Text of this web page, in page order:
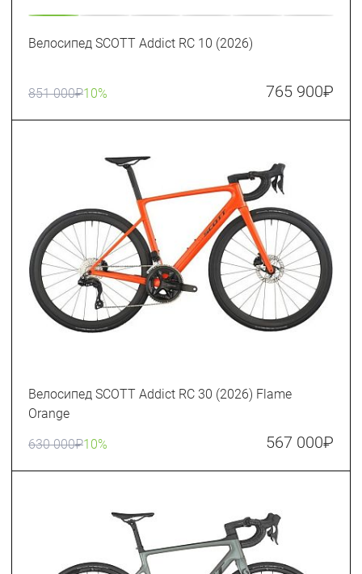
Велосипед SCOTT Addict RC 10 (2026)
851 000₽10% 765 900₽
Велосипед SCOTT Addict RC 30 (2026) Flame
Orange
630 000₽10% 567 000₽